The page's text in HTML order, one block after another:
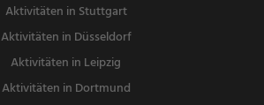
Aktivitäten in Stuttgart
Aktivitäten in Düsseldorf
Aktivitäten in Leipzig
Aktivitäten in Dortmund